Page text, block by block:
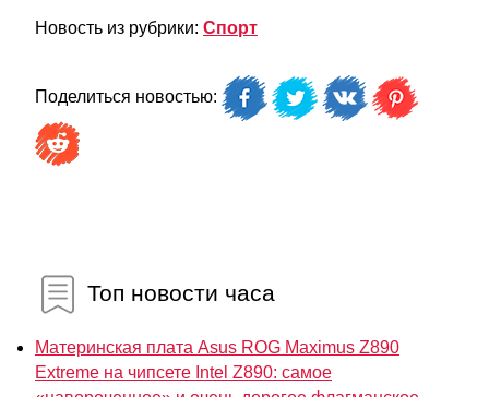
Новость из рубрики: Спорт
Поделиться новостью:
Топ новости часа
Материнская плата Asus ROG Maximus Z890
Extreme на чипсете Intel Z890: самое